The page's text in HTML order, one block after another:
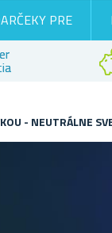
PRE
- NEUTRÁLNE